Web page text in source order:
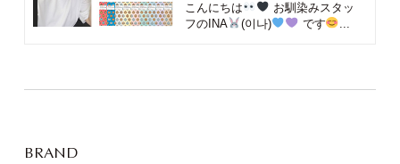
こんにちは
お馴染みスタッ
フのINA
(이나) です ...
BRAND